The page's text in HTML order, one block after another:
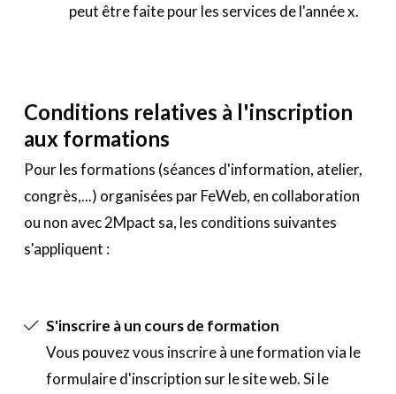
peut être faite pour les services de l'année x.
Conditions relatives à l'inscription
aux formations
Pour les formations (séances d'information, atelier,
congrès,...) organisées par FeWeb, en collaboration
ou non avec 2Mpact sa, les conditions suivantes
s'appliquent :
S'inscrire à un cours de formation
Vous pouvez vous inscrire à une formation via le
formulaire d'inscription sur le site web. Si le